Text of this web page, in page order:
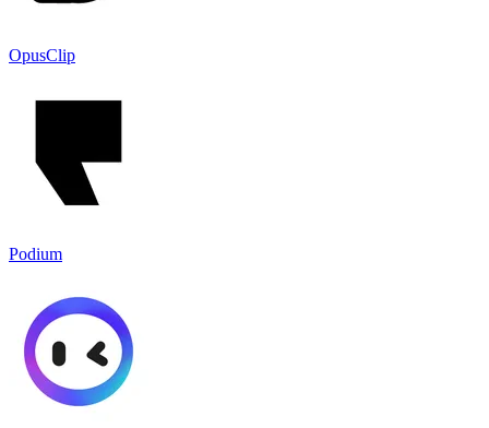
OpusClip
Podium